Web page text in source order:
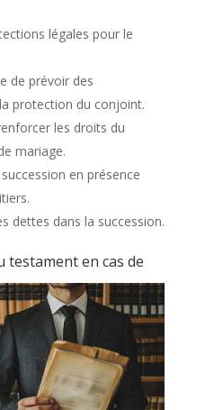
légales pour le
de prévoir des
protection du conjoint.
les droits du
mariage.
en présence
dettes dans la succession.
testament en cas de